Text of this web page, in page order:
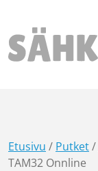
Päävalikko
Etusivu / Putket/
TAM32 Onnline